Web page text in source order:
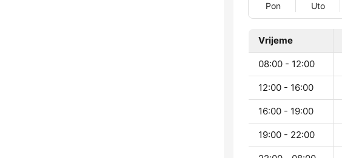
Pon Uto
Vrijeme
08:00 - 12:00
12:00 - 16:00
16:00 - 19:00
19:00 - 22:00